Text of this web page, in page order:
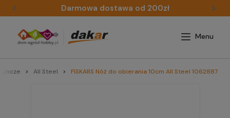
Darmowa dostawa od 200zł
All Steel FISKARS Nóż do obierania 10cm All Steel 1062887